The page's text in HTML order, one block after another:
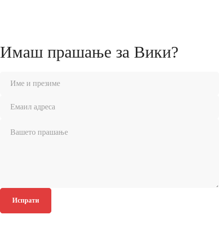
Имаш прашање за Вики?
Испрати